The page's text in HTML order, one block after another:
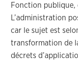
Fonction publique,
L’administration
car le sujet est
transformation de
décrets